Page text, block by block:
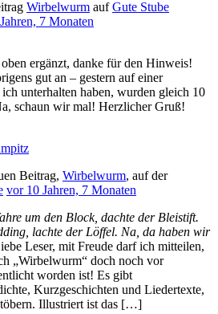
Wirbelwurm aufGute Stube
7 Monaten
ergänzt, danke für den Hinweis!
gut an – gestern auf einer
unterhalten haben, wurden gleich 10
schaun wir mal! Herzlicher Gruß!
Beitrag, Wirbelwurm, auf der
vor 10 Jahren, 7 Monaten
um den Block, dachte der Bleistift.
lachte der Löffel. Na, da haben wir
Leser, mit Freude darf ich mitteilen,
„Wirbelwurm“ doch noch vor
worden ist! Es gibt
Kurzgeschichten und Liedertexte,
Illustriert ist das […]